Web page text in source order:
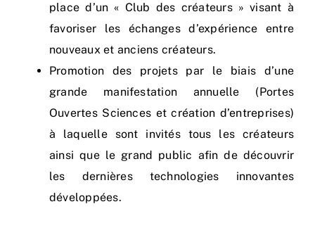
place d’un « Club des créateurs » visant à
favoriser les échanges d’expérience entre
nouveaux et anciens créateurs.
Promotion des projets par le biais d’une
grande manifestation annuelle (Portes
Ouvertes Sciences et création d’entreprises)
à laquelle sont invités tous les créateurs
ainsi que le grand public afin de découvrir
les dernières technologies innovantes
développées.